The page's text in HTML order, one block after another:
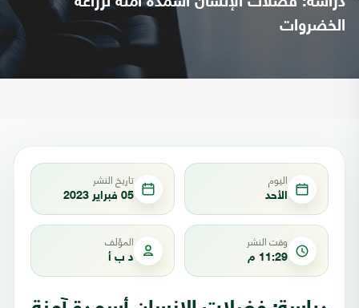
الخضروات
اليوم
الأحد
تاريخ النشر
05 فبراير 2023
وقت النشر
11:29 م
المؤلف
د ب أ